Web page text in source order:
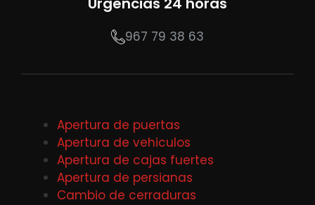
967 79 38 63
Apertura de puertas
Apertura de vehiculos
Apertura de cajas fuertes
Apertura de persianas
Cambio de cerraduras